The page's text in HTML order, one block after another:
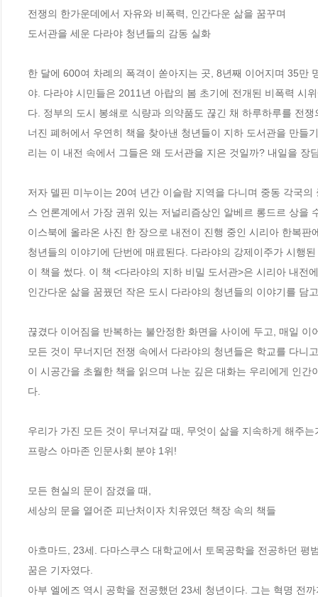
전쟁의 한가운데에서 자유와 비폭력, 인간다운 삶을 꿈꾸며
도서관을 세운 다라야 청년들의 감동 실화
한 달에 600여 차례의 폭격이 쏟아지는 곳, 8년째 이어지며 35만
야. 다라야 시민들은 2011년 아랍의 봄 초기에 전개된 비폭력 시
다. 정부의 도시 봉쇄로 식량과 의약품도 끊긴 채 하루하루를 전
너진 폐허에서 우연히 책을 찾아낸 청년들이 지하 도서관을 만들
리는 이 내전 속에서 그들은 왜 도서관을 지은 것일까? 내일을
저자 델핀 미누이는 20여 년간 이슬람 지역을 다니며 중동 각국
스 언론계에서 가장 권위 있는 저널리즘상인 알베르 롱드르 상
이스북에 올라온 사진 한 장으로 내전이 진행 중인 시리아 한복
청년들의 이야기에 단번에 매료된다. 다라야의 강제이주가 시행
이 책을 썼다. 이 책 <다라야의 지하 비밀 도서관>은 시리아 내전
인간다운 삶을 꿈꿨던 작은 도시 다라야의 청년들의 이야기를 담
끊겼다 이어짐을 반복하는 불안정한 화면을 사이에 두고, 매일
모든 것이 무너지던 전쟁 속에서 다라야의 청년들은 학교를 다
이 시공간을 초월한 책을 읽으며 나눈 깊은 대화는 우리에게 인
다.
우리가 가진 모든 것이 무너져갈 때, 무엇이 삶을 지속하게 해주는
프랑스 아마존 인문사회 분야 1위!
모든 현실의 문이 잠겼을 때,
세상의 문을 열어준 피난처이자 치유였던 책장 속의 책들
아흐마드, 23세. 다마스쿠스 대학교에서 토목공학을 전공하던
꿈은 기자였다.
아부 엘에즈 역시 공학을 전공했던 23세 청년이다. 그는 혁명 전